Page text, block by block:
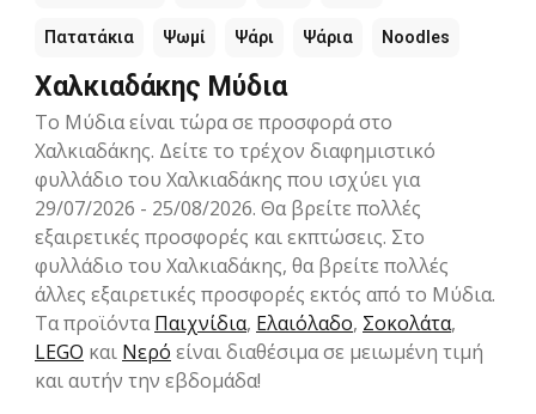
Πατατάκια Ψωμί Ψάρι Ψάρια Noodles
Χαλκιαδάκης Μύδια
Το Μύδια είναι τώρα σε προσφορά στο
Χαλκιαδάκης. Δείτε το τρέχον διαφημιστικό
φυλλάδιο του Χαλκιαδάκης που ισχύει για
29/07/2026 - 25/08/2026. Θα βρείτε πολλές
εξαιρετικές προσφορές και εκπτώσεις. Στο
φυλλάδιο του Χαλκιαδάκης, θα βρείτε πολλές
άλλες εξαιρετικές προσφορές εκτός από το Μύδια.
Τα προϊόνταΠαιχνίδια, Ελαιόλαδο, Σοκολάτα,
LEGO και Νερό είναι διαθέσιμα σε μειωμένη τιμή
και αυτήν την εβδομάδα!